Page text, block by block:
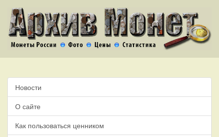
Новости
О сайте
Как пользоваться ценником